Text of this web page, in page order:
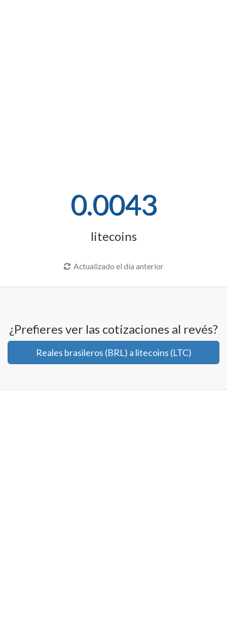
0.0043
litecoins
Actualizado el día anterior
¿Prefieres ver las cotizaciones al revés?
Reales brasileros (BRL) a litecoins (LTC)